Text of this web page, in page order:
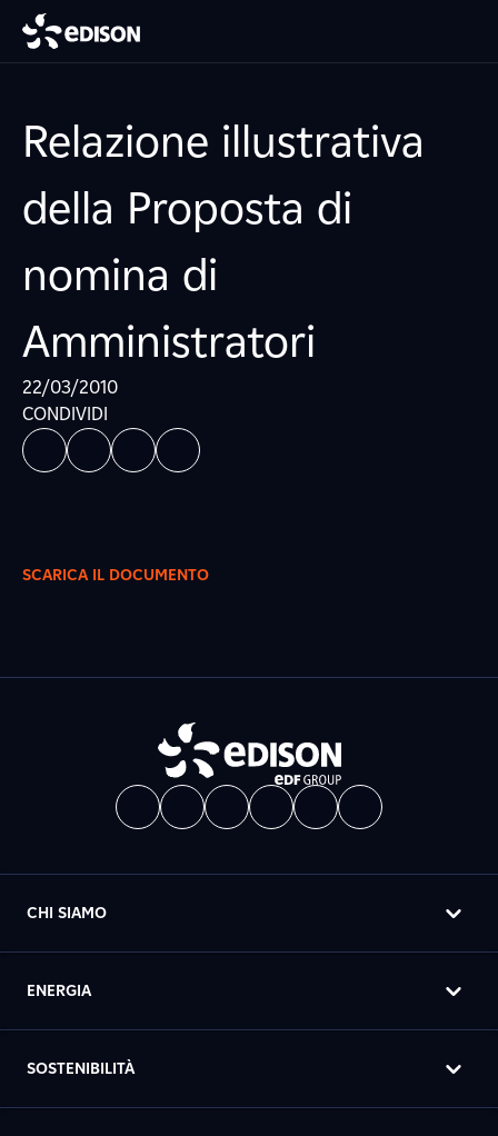
Relazione illustrativa
della Proposta di
nomina di
Amministratori
22/03/2010
CONDIVIDI
SCARICA IL DOCUMENTO
CHI SIAMO
ENERGIA
SOSTENIBILITÀ